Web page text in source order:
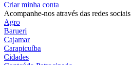
Criar minha conta
Acompanhe-nos através das redes sociais
Agro
Barueri
Cajamar
Carapicuíba
Cidades